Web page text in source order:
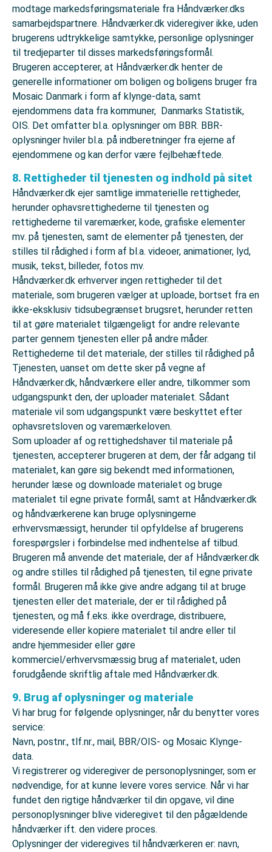
modtage markedsføringsmateriale fra Håndværker.dks
samarbejdspartnere. Håndværker.dk videregiver ikke, uden
brugerens udtrykkelige samtykke, personlige oplysninger
til tredjeparter til disses markedsføringsformål.
Brugeren accepterer, at Håndværker.dk henter de
generelle informationer om boligen og boligens bruger fra
Mosaic Danmark i form af klynge-data, samt
ejendommens data fra kommuner, Danmarks Statistik,
OIS. Det omfatter bl.a. oplysninger om BBR. BBR-
oplysninger hviler bl.a. på indberetninger fra ejerne af
ejendommene og kan derfor være fejlbehæftede.
8. Rettigheder til tjenesten og indhold på sitet
Håndværker.dk ejer samtlige immaterielle rettigheder,
herunder ophavsrettighederne til tjenesten og
rettighederne til varemærker, kode, grafiske elementer
mv. på tjenesten, samt de elementer på tjenesten, der
stilles til rådighed i form af bl.a. videoer, animationer, lyd,
musik, tekst, billeder, fotos mv.
Håndværker.dk erhverver ingen rettigheder til det
materiale, som brugeren vælger at uploade, bortset fra en
ikke-eksklusiv tidsubegrænset brugsret, herunder retten
til at gøre materialet tilgængeligt for andre relevante
parter gennem tjenesten eller på andre måder.
Rettighederne til det materiale, der stilles til rådighed på
Tjenesten, uanset om dette sker på vegne af
Håndværker.dk, håndværkere eller andre, tilkommer som
udgangspunkt den, der uploader materialet. Sådant
materiale vil som udgangspunkt være beskyttet efter
ophavsretsloven og varemærkeloven.
Som uploader af og rettighedshaver til materiale på
tjenesten, accepterer brugeren at dem, der får adgang til
materialet, kan gøre sig bekendt med informationen,
herunder læse og downloade materialet og bruge
materialet til egne private formål, samt at Håndværker.dk
og håndværkerene kan bruge oplysningerne
erhvervsmæssigt, herunder til opfyldelse af brugerens
forespørgsler i forbindelse med indhentelse af tilbud.
Brugeren må anvende det materiale, der af Håndværker.dk
og andre stilles til rådighed på tjenesten, til egne private
formål. Brugeren må ikke give andre adgang til at bruge
tjenesten eller det materiale, der er til rådighed på
tjenesten, og må f.eks. ikke overdrage, distribuere,
videresende eller kopiere materialet til andre eller til
andre hjemmesider eller gøre
kommerciel/erhvervsmæssig brug af materialet, uden
forudgående skriftlig aftale med Håndværker.dk.
9. Brug af oplysninger og materiale
Vi har brug for følgende oplysninger, når du benytter vores
service:
Navn, postnr., tlf.nr., mail, BBR/OIS- og Mosaic Klynge-
data.
Vi registrerer og videregiver de personoplysninger, som er
nødvendige, for at kunne levere vores service. Når vi har
fundet den rigtige håndværker til din opgave, vil dine
personoplysninger blive videregivet til den pågældende
håndværker ift. den videre proces.
Oplysninger der videregives til håndværkeren er: navn,